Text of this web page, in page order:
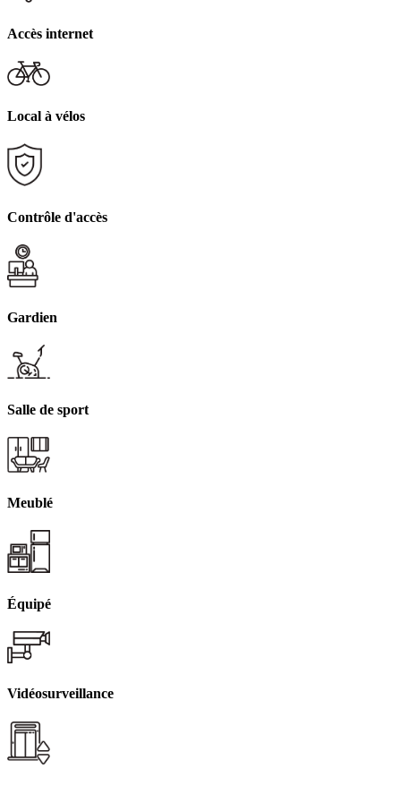
Accès internet
Local à vélos
Contrôle d'accès
Gardien
Salle de sport
Meublé
Équipé
Vidéosurveillance